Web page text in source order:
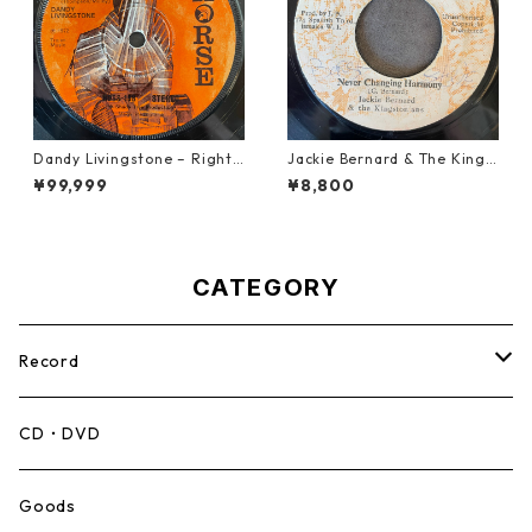
Dandy Livingstone – Right
On Brother【7-21946】
¥99,999
Jackie Bernard & The Kings
tonians - Never Changing H
armony【7-21948】
¥8,800
CATEGORY
Record
Mento,Calypso,Ballad
Ska
CD・DVD
Goods